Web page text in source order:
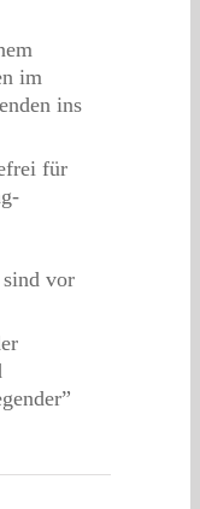
im
ins
für
vor